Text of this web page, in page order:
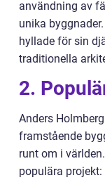
användning av
unika
hyllade för sin
traditionella
2.
Anders
framstående
runt om i
populära projekt: